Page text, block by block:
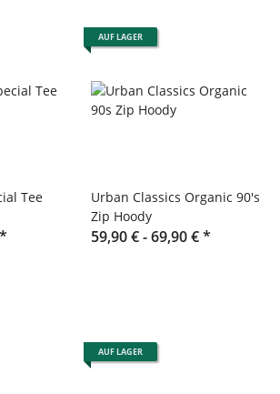
Tee
*
AUF LAGER
Urban Classics Organic 90's
Zip Hoody
59,90 € -69,90 €*
AUF LAGER